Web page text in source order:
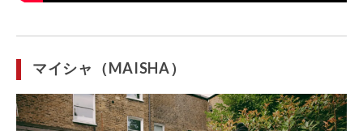
マイシャ（MAISHA）